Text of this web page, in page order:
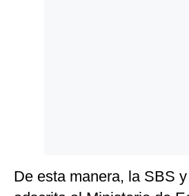
De esta manera, la SBS